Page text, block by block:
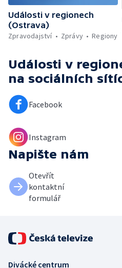
Události v regionech
(Ostrava)
Zpravodajství
Zprávy Regiony
Události v
na sociálních
Facebook
Instagram
Napište nám
Otevřít
kontaktní
formulář
Divácké centrum